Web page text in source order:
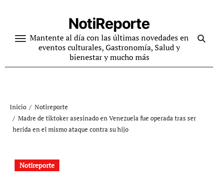
contenido
NotiReporte
Mantente al día con las últimas novedades en
eventos culturales, Gastronomía, Salud y
bienestar y mucho más
Inicio
Notireporte
Madre de tiktoker asesinado en Venezuela fue operada tras ser
herida en el mismo ataque contra su hijo
Notireporte